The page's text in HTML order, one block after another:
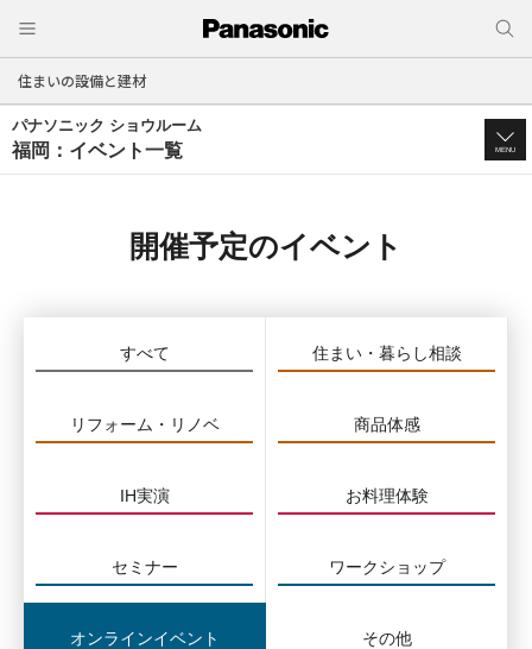
住まいの設備と建材
パナソニック ショウルーム
福岡：イベント一覧 MENU
開催予定のイベント
すべて 住まい・暮らし相談
リフォーム・リノベ 商品体感
IH実演 お料理体験
セミナー ワークショップ
オンラインイベント その他